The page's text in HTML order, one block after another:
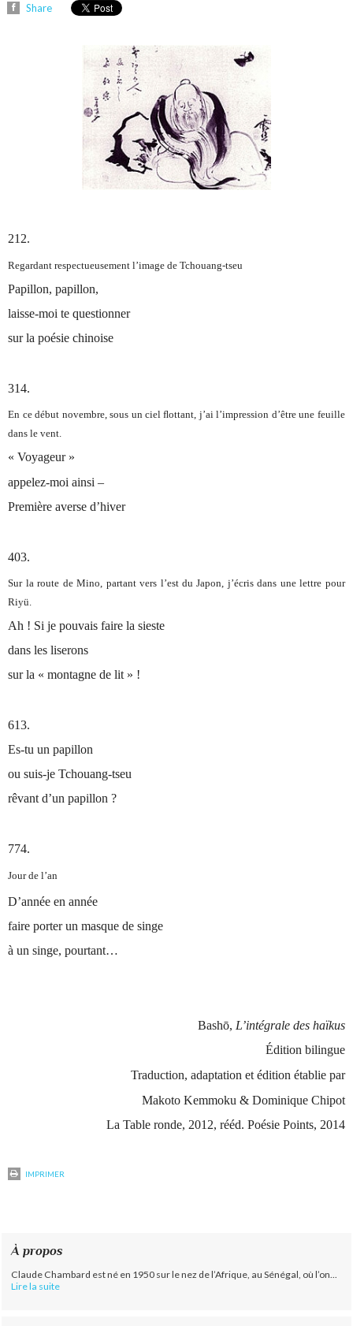
Share
212.
Regardant respectueusement l’image de Tchouang-tseu
Papillon, papillon,
laisse-moi te questionner
sur la poésie chinoise
314.
En ce début novembre, sous un ciel ﬂottant, j’ai l’impression d’être une feuille
dans le vent.
« Voyageur »
appelez-moi ainsi –
Première averse d’hiver
403.
Sur la route de Mino, partant vers l’est du Japon, j’écris dans une lettre pour
Riyü.
Ah ! Si je pouvais faire la sieste
dans les liserons
sur la « montagne de lit » !
613.
Es-tu un papillon
ou suis-je Tchouang-tseu
rêvant d’un papillon ?
774.
Jour de l’an
D’année en année
faire porter un masque de singe
à un singe, pourtant…
Bashō, L’intégrale des haïkus
Édition bilingue
Traduction, adaptation et édition établie par
Makoto Kemmoku & Dominique Chipot
La Table ronde, 2012, rééd. Poésie Points, 2014
IMPRIMER
À propos
Claude Chambard est né en 1950 sur le nez de l’Afrique, au Sénégal, où l’on...
Lire la suite